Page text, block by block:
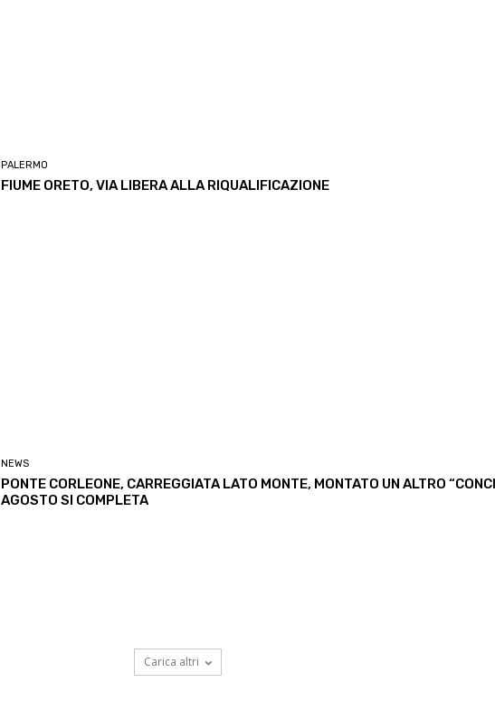
PALERMO
FIUME ORETO, VIA LIBERA ALLA RIQUALIFICAZIONE
NEWS
PONTE CORLEONE, CARREGGIATA LATO MONTE, MONTATO UN ALTRO
AGOSTO SI COMPLETA
Carica altri